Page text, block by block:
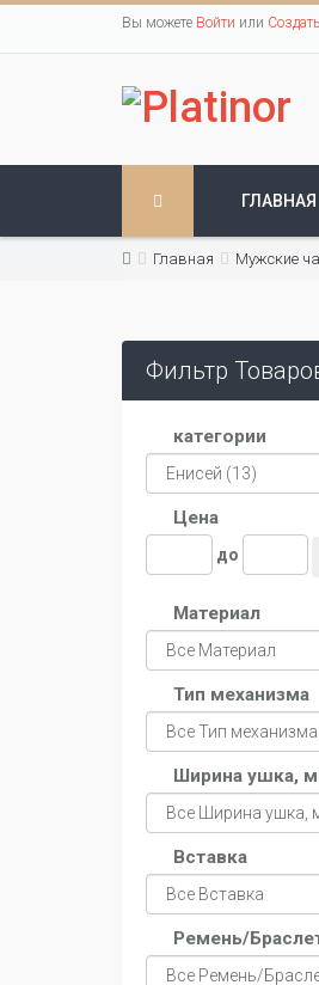
Вы можете Войти или
ГЛАВНАЯ
Главная Мужские
Фильтр
категории
Цена
до
Материал
Тип механизма
Ширина ушка,
Вставка
Ремень/